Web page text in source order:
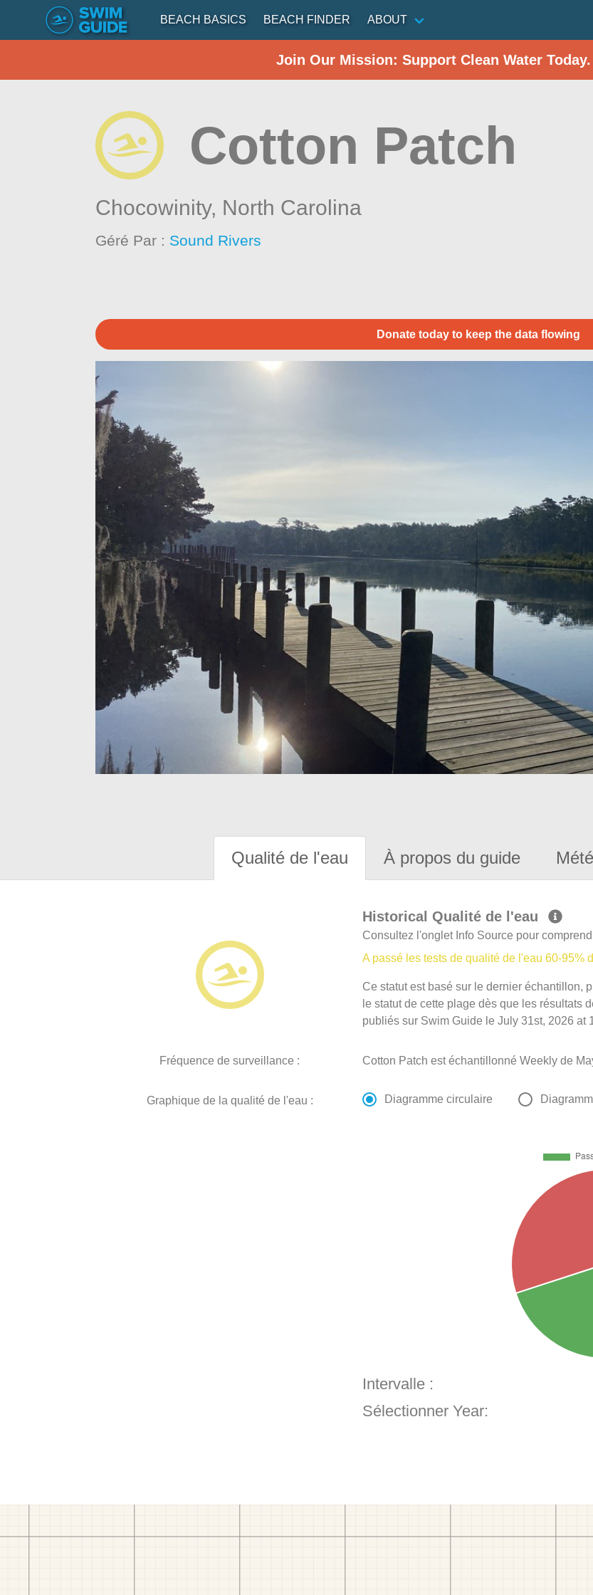
BEACH BASICS BEACH FINDER ABOUT
Join Our Mission: Support Clean Water
Cotton Patch
Chocowinity, North Carolina
Géré Par : Sound Rivers
Donate today to keep the data flowing
Qualité de l'eau À propos du guide
Historical Qualité de l'eau
Consultez l'onglet Info Source pour
A passé les tests de qualité de l'eau 60-95%
Ce statut est basé sur le dernier échantillon,
le statut de cette plage dès que les résultats
publiés sur Swim Guide le July 31st, 2026 at
Fréquence de surveillance : Cotton Patch est échantillonné Weekly de
Graphique de la qualité de l'eau : Diagramme circulaire
Intervalle :
Sélectionner Year: